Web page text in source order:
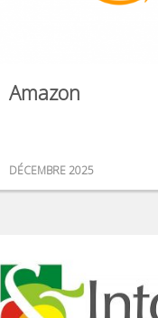
Amazon
DÉCEMBRE 2025